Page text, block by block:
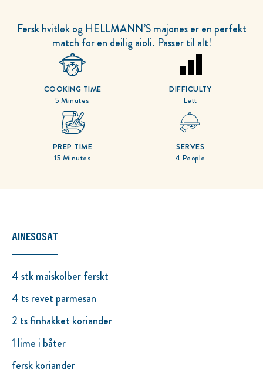
Fersk hvitløk og HELLMANN’S majones er en perfekt
match for en deilig aioli. Passer til alt!
5 Minutes
COOKING TIME
Lett
DIFFICULTY
15 Minutes
PREP TIME
4 People
SERVES
AINESOSAT
4 stk maiskolber ferskt
4 ts revet parmesan
2 ts finhakket koriander
1 lime i båter
fersk koriander